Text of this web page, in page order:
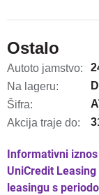
Ostalo
Autoto jamstvo:
Na lageru:
Šifra:
Akcija traje do:
Informativni
UniCredit
leasingu s